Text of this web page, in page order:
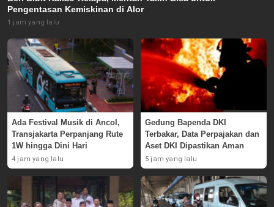
Pengentasan Kemiskinan di Alor
1 jam yang lalu
Ada Festival Musik di Ancol,
Transjakarta Perpanjang Rute
1W hingga Dini Hari
4 jam yang lalu
Gedung Bapenda DKI
Terbakar, Data Perpajakan dan
Aset DKI Dipastikan Aman
5 jam yang lalu